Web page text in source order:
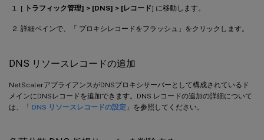
[ トラフィック管理] > [DNS] > [レコード] に移動します。
詳細ペインで、「 プロキシレコードをフラッシュ」をクリックします。
DNS リソースレコードの追加
NetScalerアプライアンスがDNSプロキシサーバーとして構成されているド
メインにDNSレコードを追加できます。DNS レコードの追加の詳細について
は、「 DNS リソースレコードの設定 」を参照してください。